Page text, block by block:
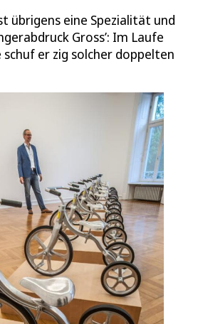
übrigens eine Spezialität und
Gross’: Im Laufe
er zig solcher doppelten